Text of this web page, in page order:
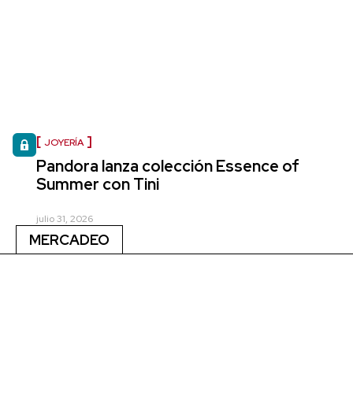
JOYERÍA
Pandora lanza colección Essence of
Summer con Tini
julio 31, 2026
MERCADEO